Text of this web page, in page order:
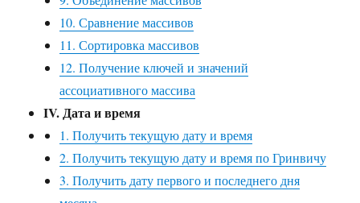
10. Сравнение массивов
11. Сортировка массивов
12. Получение ключей и значений
ассоциативного массива
IV. Дата и время
1. Получить текущую дату и время
2. Получить текущую дату и время по Гринвичу
3. Получить дату первого и последнего дня